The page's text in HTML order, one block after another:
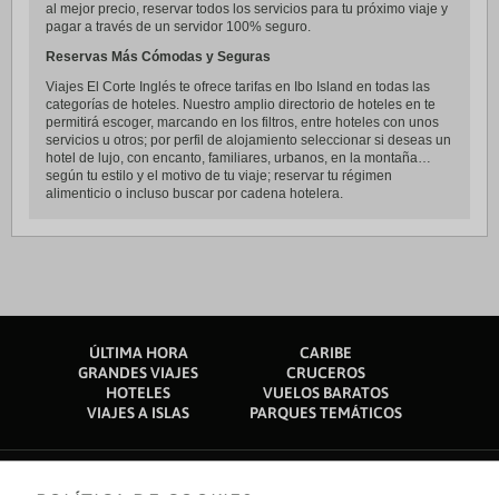
al mejor precio, reservar todos los servicios para tu próximo viaje y
pagar a través de un servidor 100% seguro.
Reservas Más Cómodas y Seguras
Viajes El Corte Inglés te ofrece tarifas en Ibo Island en todas las
categorías de hoteles. Nuestro amplio directorio de hoteles en te
permitirá escoger, marcando en los filtros, entre hoteles con unos
servicios u otros; por perfil de alojamiento seleccionar si deseas un
hotel de lujo, con encanto, familiares, urbanos, en la montaña…
según tu estilo y el motivo de tu viaje; reservar tu régimen
alimenticio o incluso buscar por cadena hotelera.
ÚLTIMA HORA
CARIBE
GRANDES VIAJES
CRUCEROS
HOTELES
VUELOS BARATOS
VIAJES A ISLAS
PARQUES TEMÁTICOS